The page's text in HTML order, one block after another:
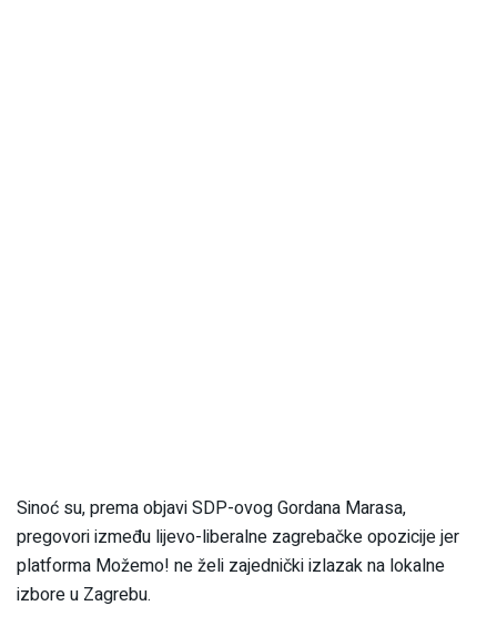
Sinoć su, prema objavi SDP-ovog Gordana Marasa,
pregovori između lijevo-liberalne zagrebačke opozicije jer
platforma Možemo! ne želi zajednički izlazak na lokalne
izbore u Zagrebu.